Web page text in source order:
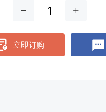
立即订购